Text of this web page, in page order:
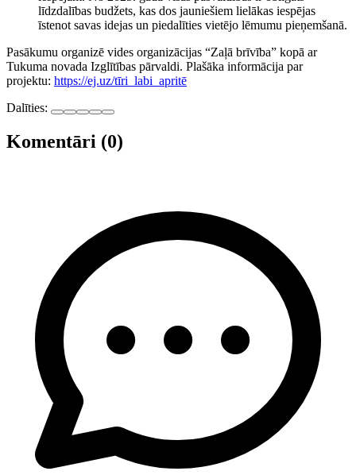
līdzdalības budžets, kas dos jauniešiem lielākas iespējas
īstenot savas idejas un piedalīties vietējo lēmumu pieņemšanā.
Pasākumu organizē vides organizācijas “Zaļā brīvība” kopā ar
Tukuma novada Izglītības pārvaldi. Plašāka informācija par
projektu: https://ej.uz/tīri_labi_apritē
Dalīties:
Komentāri (0)